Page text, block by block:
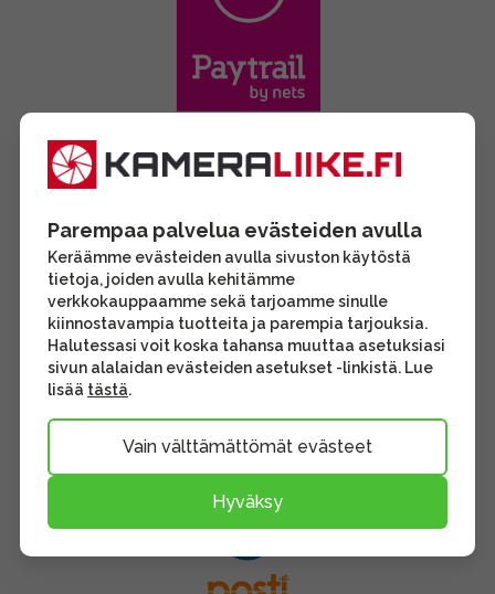
Parempaa palvelua evästeiden avulla
Keräämme evästeiden avulla sivuston käytöstä
tietoja, joiden avulla kehitämme
verkkokauppaamme sekä tarjoamme sinulle
kiinnostavampia tuotteita ja parempia tarjouksia.
Halutessasi voit koska tahansa muuttaa asetuksiasi
sivun alalaidan evästeiden asetukset -linkistä. Lue
lisää tästä.
Vain välttämättömät evästeet
Hyväksy